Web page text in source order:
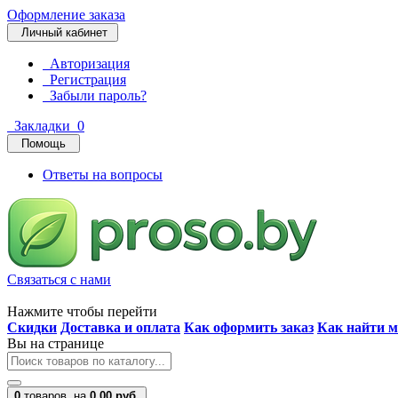
Оформление заказа
Личный кабинет
Авторизация
Регистрация
Забыли пароль?
Закладки 0
Помощь
Ответы на вопросы
Связаться с нами
Нажмите чтобы перейти
Скидки Доставка и оплата Как оформить заказ Как найти
Вы на странице